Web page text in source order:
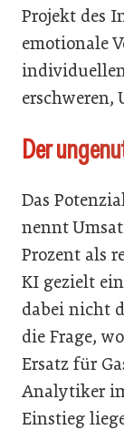
Projekt des
emotionale
erschweren,
Der
Das
nennt
Prozent als
KI gezielt
dabei nicht
die Frage,
Ersatz für
Analytiker
Einstieg